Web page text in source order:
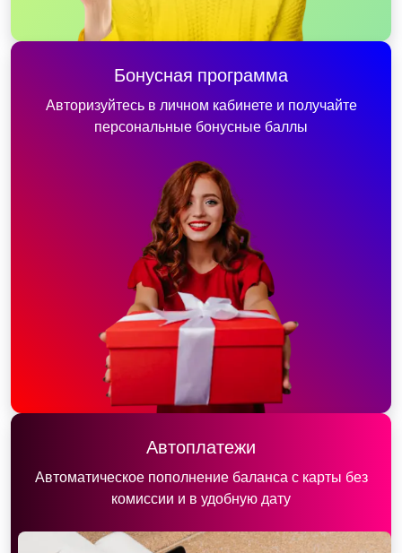
Бонусная программа
Авторизуйтесь в личном кабинете и получайте
персональные бонусные баллы
Автоплатежи
Автоматическое пополнение баланса с карты без
комиссии и в удобную дату